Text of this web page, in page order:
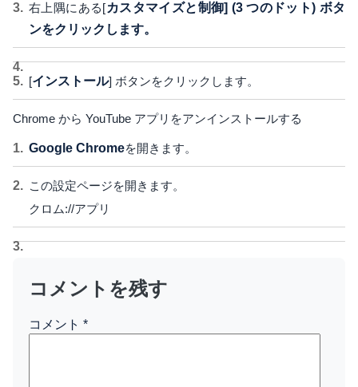
右上隅にある[カスタマイズと制御] (3 つのドット) ボタ
ンをクリックします。
[インストール] ボタンをクリックします。
Chrome から YouTube アプリをアンインストールする
Google Chromeを開きます。
この設定ページを開きます。
クロム://アプリ
コメントを残す
コメント *